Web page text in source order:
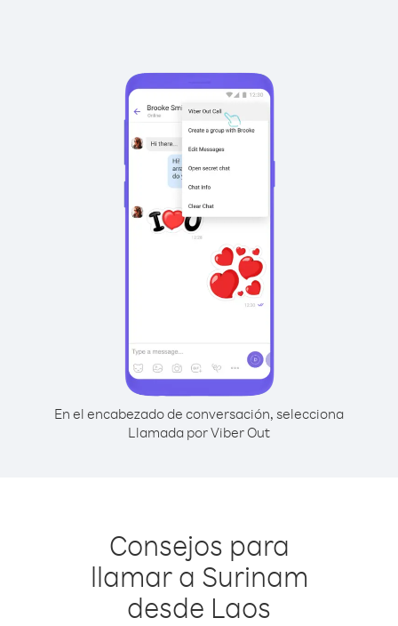
En el encabezado de conversación, selecciona
Llamada por Viber Out
Consejos para
llamar a Surinam
desde Laos